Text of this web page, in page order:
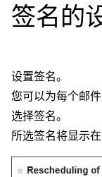
签名的
设置签名。
您可以为每个邮
选择签名。
所选签名将显示